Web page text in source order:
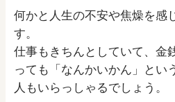
何かと人生の不安や焦燥を感
す。
仕事もきちんとしていて、金
っても「なんかいかん」とい
人もいらっしゃるでしょう。